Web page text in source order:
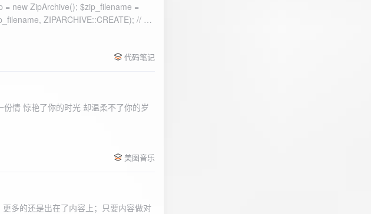
= new ZipArchive(); $zip_filename =
$zip-
径 * @param $zip zip 对象 */ function
代码笔记
情 惊艳了你的时光 却温柔不了你的岁
美图音乐
多的还是出在了内容上；只要内容做对